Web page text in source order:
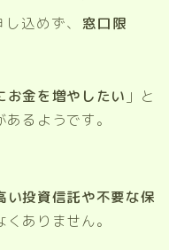
込めず、 窓口限
お金を増やしたい 」と
るようです。
い投資信託や不要な保
ありません。